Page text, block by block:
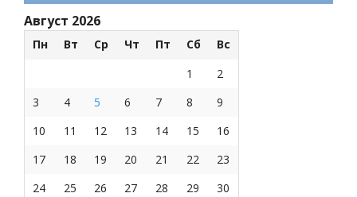
Август 2026
Пн Вт Ср Чт Пт Сб
Вс
1
2
3
4 5 6 7 8
9
10
11 12 13 14 15
16
17
18 19 20 21 22
23
24
25 26 27 28 29
30